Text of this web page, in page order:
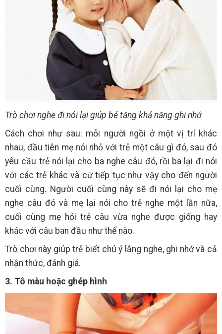
Trò chơi nghe đi nói lại giúp bé tăng khả năng ghi nhớ
Cách chơi như sau: mỗi người ngồi ở một vị trí khác
nhau, đầu tiên mẹ nói nhỏ với trẻ một câu gì đó, sau đó
yêu cầu trẻ nói lại cho ba nghe câu đó, rồi ba lại đi nói
với các trẻ khác và cứ tiếp tục như vậy cho đến người
cuối cùng. Người cuối cùng này sẽ đi nói lại cho mẹ
nghe câu đó và mẹ lại nói cho trẻ nghe một lần nữa,
cuối cùng mẹ hỏi trẻ câu vừa nghe được giống hay
khác với câu ban đầu như thế nào.
Trò chơi này giúp trẻ biết chú ý lắng nghe, ghi nhớ và cả
nhận thức, đánh giá.
3. Tô màu hoặc ghép hình